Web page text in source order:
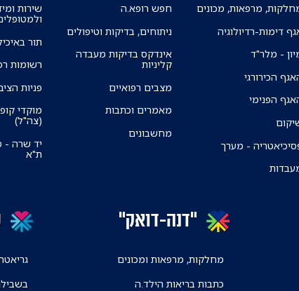
מרפאות, מכונים
דימות-רדיולוגיה
- מלר"ד
הכירורגי
הפנימי
- מערך
חפש רופא.ה
ניתוחים, בדיקות וטיפולים
אינדקס בדיקות מעבדה
קליניות
מצבים רפואיים
מאמרים וכתבות
מחשבונים
שירות
תור
רשומות
פניות
מוקדי
(צה"ל)
יד שרה -
ת"א
"דנה-דואק"
מחלקות, מרפאות ומכונים
כתבות בריאות הילד.ה